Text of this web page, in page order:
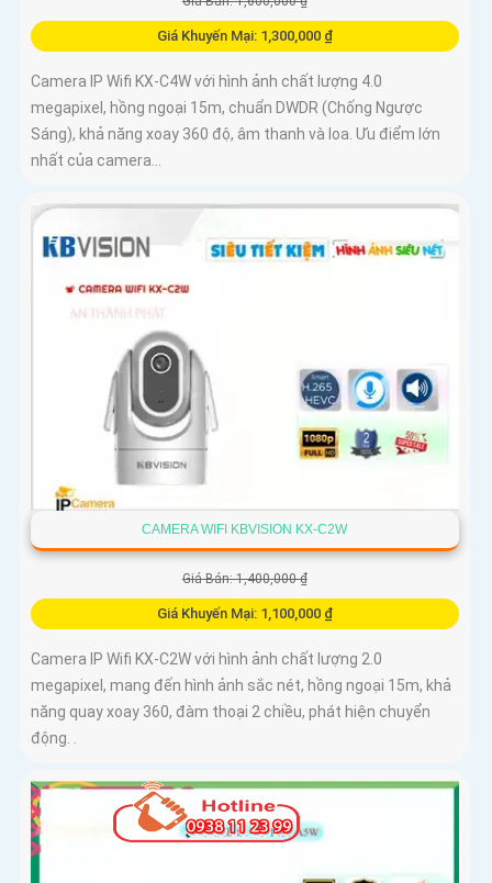
Giá Khuyến Mại: 1,300,000 ₫
Camera IP Wifi KX-C4W với hình ảnh chất lượng 4.0
megapixel, hồng ngoại 15m, chuẩn DWDR (Chống Ngược
Sáng), khả năng xoay 360 độ, âm thanh và loa. Ưu điểm lớn
nhất của camera...
CAMERA WIFI KBVISION KX-C2W
Giá Bán: 1,400,000 ₫
Giá Khuyến Mại: 1,100,000 ₫
Camera IP Wifi KX-C2W với hình ảnh chất lượng 2.0
megapixel, mang đến hình ảnh sắc nét, hồng ngoại 15m, khả
năng quay xoay 360, đàm thoại 2 chiều, phát hiện chuyển
động. .